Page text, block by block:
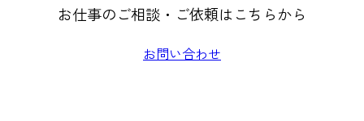
お仕事のご相談・ご依頼はこちらから
お問い合わせ